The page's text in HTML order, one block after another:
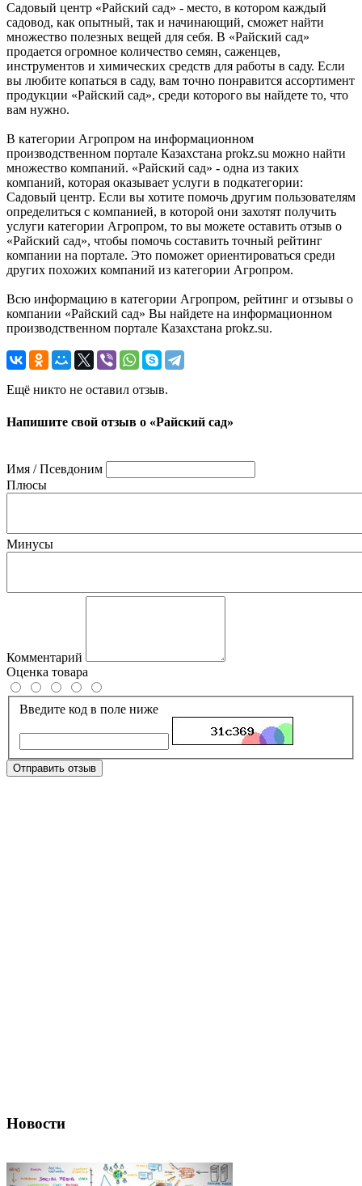
Садовый центр «Райский сад» - место, в котором каждый
садовод, как опытный, так и начинающий, сможет найти
множество полезных вещей для себя. В «Райский сад»
продается огромное количество семян, саженцев,
инструментов и химических средств для работы в саду. Если
вы любите копаться в саду, вам точно понравится ассортимент
продукции «Райский сад», среди которого вы найдете то, что
вам нужно.
В категории Агропром на информационном
производственном портале Казахстана prokz.su можно найти
множество компаний. «Райский сад» - одна из таких
компаний, которая оказывает услуги в подкатегории:
Садовый центр. Если вы хотите помочь другим пользователям
определиться с компанией, в которой они захотят получить
услуги категории Агропром, то вы можете оставить отзыв о
«Райский сад», чтобы помочь составить точный рейтинг
компании на портале. Это поможет ориентироваться среди
других похожих компаний из категории Агропром.
Всю информацию в категории Агропром, рейтинг и отзывы о
компании «Райский сад» Вы найдете на информационном
производственном портале Казахстана prokz.su.
Ещё никто не оставил отзыв.
Напишите свой отзыв о «Райский сад»
Имя / Псевдоним
Плюсы
Минусы
Комментарий
Оценка товара
Введите код в поле ниже
Отправить отзыв
Новости